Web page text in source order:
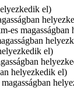
el)
es magasságban
el)
helyezkedik el)